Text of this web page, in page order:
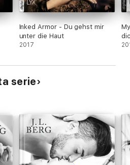
Inked Armor - Du gehst mir
unter die Haut
2017
serie